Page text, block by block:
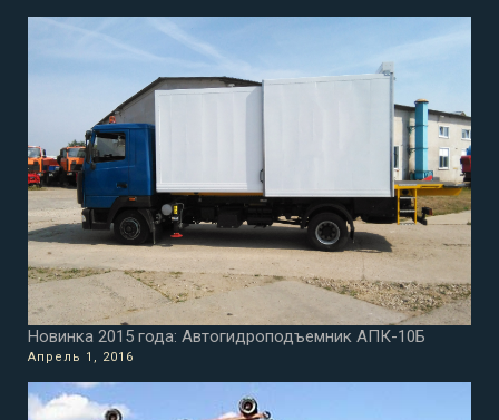
Новинка 2015 года: Автогидроподъемник АПК-10Б
Апрель 1, 2016